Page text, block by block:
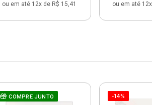
ou em até 12x de R$ 15,41 ou em até
COMPRE JUNTO -14%